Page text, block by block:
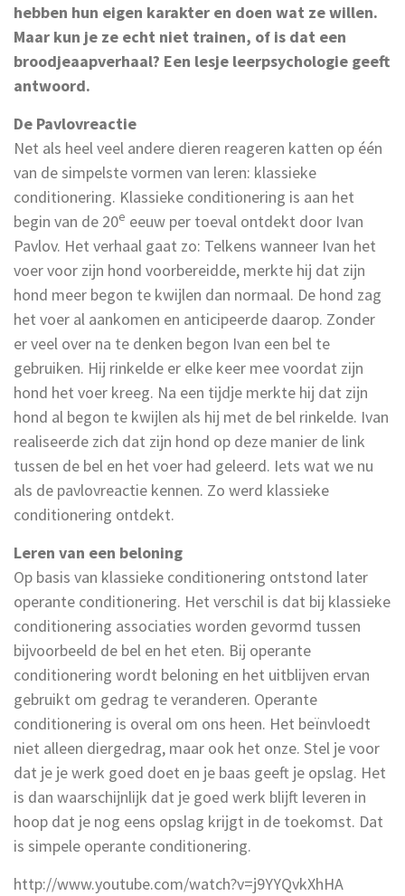
hebben hun eigen karakter en doen wat ze willen.
Maar kun je ze echt niet trainen, of is dat een
broodjeaapverhaal? Een lesje leerpsychologie geeft
antwoord.
De Pavlovreactie
Net als heel veel andere dieren reageren katten op één
van de simpelste vormen van leren: klassieke
conditionering. Klassieke conditionering is aan het
begin van de 20e eeuw per toeval ontdekt door Ivan
Pavlov. Het verhaal gaat zo: Telkens wanneer Ivan het
voer voor zijn hond voorbereidde, merkte hij dat zijn
hond meer begon te kwijlen dan normaal. De hond zag
het voer al aankomen en anticipeerde daarop. Zonder
er veel over na te denken begon Ivan een bel te
gebruiken. Hij rinkelde er elke keer mee voordat zijn
hond het voer kreeg. Na een tijdje merkte hij dat zijn
hond al begon te kwijlen als hij met de bel rinkelde. Ivan
realiseerde zich dat zijn hond op deze manier de link
tussen de bel en het voer had geleerd. Iets wat we nu
als de pavlovreactie kennen. Zo werd klassieke
conditionering ontdekt.
Leren van een beloning
Op basis van klassieke conditionering ontstond later
operante conditionering. Het verschil is dat bij klassieke
conditionering associaties worden gevormd tussen
bijvoorbeeld de bel en het eten. Bij operante
conditionering wordt beloning en het uitblijven ervan
gebruikt om gedrag te veranderen. Operante
conditionering is overal om ons heen. Het beïnvloedt
niet alleen diergedrag, maar ook het onze. Stel je voor
dat je je werk goed doet en je baas geeft je opslag. Het
is dan waarschijnlijk dat je goed werk blijft leveren in
hoop dat je nog eens opslag krijgt in de toekomst. Dat
is simpele operante conditionering.
http://www.youtube.com/watch?v=j9YYQvkXhHA